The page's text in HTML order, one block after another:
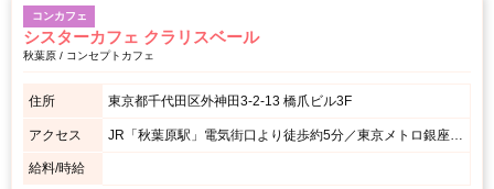
コンカフェ
シスターカフェ クラリスベール
秋葉原 / コンセプトカフェ
住所 東京都千代田区外神田3-2-13 橋爪ビル3F
アクセス JR「秋葉原駅」電気街口より徒歩約5分／東京メトロ銀座線「末広町駅」より徒歩約4分
給料/時給